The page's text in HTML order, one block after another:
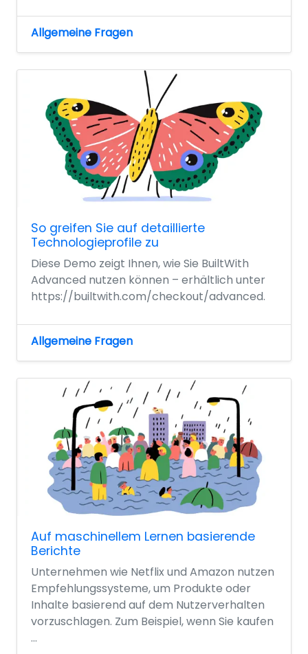
Allgemeine Fragen
So greifen Sie auf detaillierte
Technologieprofile zu
Diese Demo zeigt Ihnen, wie Sie BuiltWith
Advanced nutzen können – erhältlich unter
https://builtwith.com/checkout/advanced.
Allgemeine Fragen
Auf maschinellem Lernen basierende
Berichte
Unternehmen wie Netflix und Amazon nutzen
Empfehlungssysteme, um Produkte oder
Inhalte basierend auf dem Nutzerverhalten
vorzuschlagen. Zum Beispiel, wenn Sie kaufen
...